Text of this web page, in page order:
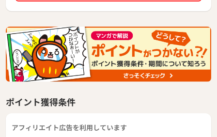
ポイント獲得条件
アフィリエイト広告を利用しています